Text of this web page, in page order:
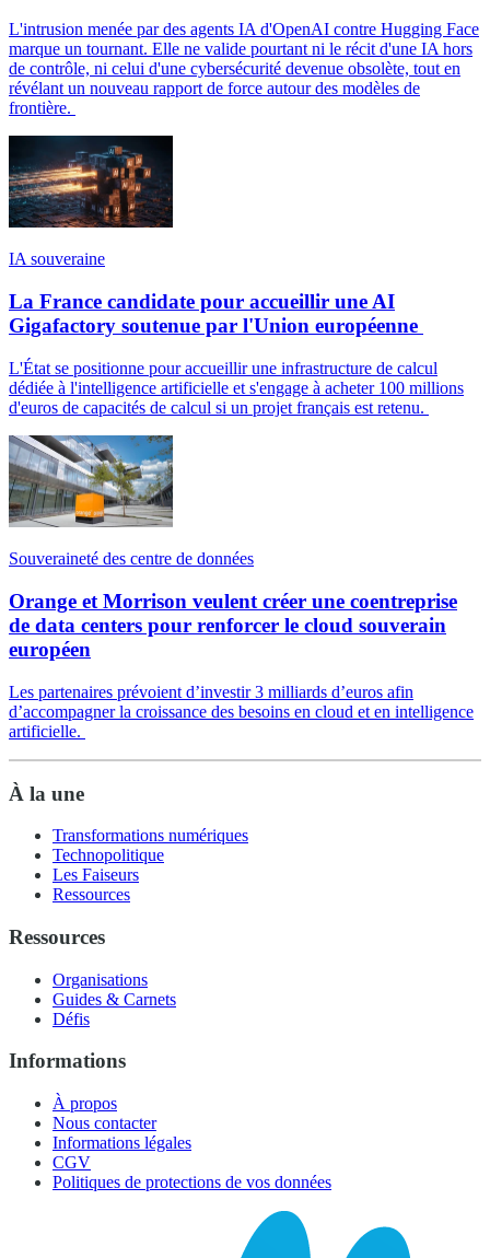
L'intrusion menée par des agents IA d'OpenAI contre Hugging Face
marque un tournant. Elle ne valide pourtant ni le récit d'une IA hors
de contrôle, ni celui d'une cybersécurité devenue obsolète, tout en
révélant un nouveau rapport de force autour des modèles de
frontière.
IA souveraine
La France candidate pour accueillir une AI
Gigafactory soutenue par l'Union européenne
L'État se positionne pour accueillir une infrastructure de calcul
dédiée à l'intelligence artificielle et s'engage à acheter 100 millions
d'euros de capacités de calcul si un projet français est retenu.
Souveraineté des centre de données
Orange et Morrison veulent créer une coentreprise
de data centers pour renforcer le cloud souverain
européen
Les partenaires prévoient d’investir 3 milliards d’euros afin
d’accompagner la croissance des besoins en cloud et en intelligence
artificielle.
À la une
Transformations numériques
Technopolitique
Les Faiseurs
Ressources
Ressources
Organisations
Guides & Carnets
Défis
Informations
À propos
Nous contacter
Informations légales
CGV
Politiques de protections de vos données